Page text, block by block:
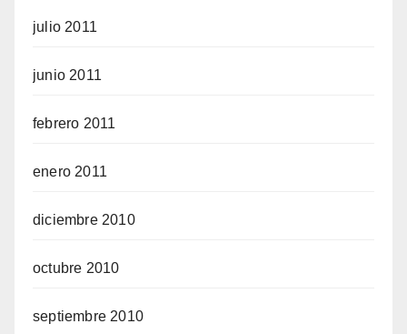
julio 2011
junio 2011
febrero 2011
enero 2011
diciembre 2010
octubre 2010
septiembre 2010